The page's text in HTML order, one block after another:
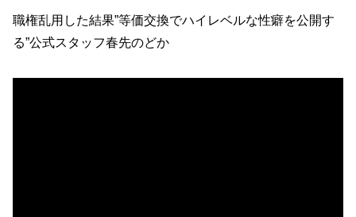
職権乱用した結果”等価交換でハイレベルな性癖を公開す
る”公式スタッフ春先のどか